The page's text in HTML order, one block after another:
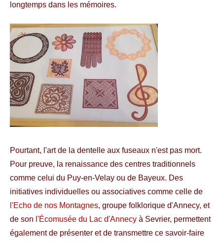
longtemps dans les mémoires.
Pourtant, l'art de la dentelle aux fuseaux n'est pas mort.
Pour preuve, la renaissance des centres traditionnels
comme celui du Puy-en-Velay ou de Bayeux. Des
initiatives individuelles ou associatives comme celle de
l'Echo de nos Montagnes, groupe folklorique d'Annecy, et
de son l'Écomusée du Lac d'Annecy à Sevrier, permettent
également de présenter et de transmettre ce savoir-faire